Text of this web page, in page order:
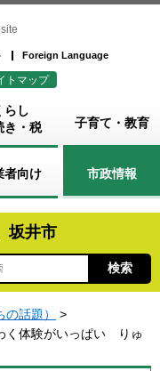
Foreign Language
トマップ
らし
き・税
子育て・教育
者向け 市政情報
坂井市
話題）
>
く体験がいっぱい りゅ